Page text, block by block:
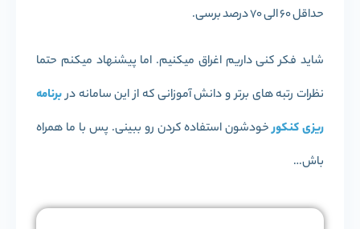
حداقل 60 الی 70 درصد برسی.
شاید فکر کنی داریم اغراق میکنیم. اما پیشنهاد میکنم حتما
نظرات رتبه های برتر و دانش آموزانی که از این سامانه دربرنامه
ریزی کنکورخودشون استفاده کردن رو ببینی. پس با ما همراه
باش…